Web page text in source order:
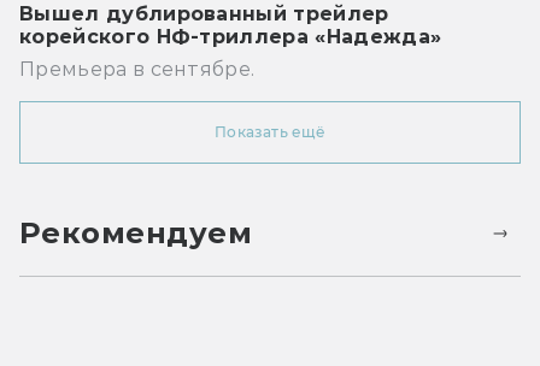
Вышел дублированный трейлер
корейского НФ-триллера «Надежда»
Премьера в сентябре.
Показать ещё
Рекомендуем